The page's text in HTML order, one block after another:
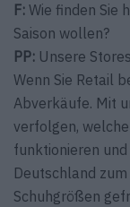
F: Wie finden Sie
Saison wollen?
PP: Unsere
Wenn Sie Retail
Abverkäufe. Mit
verfolgen,
funktionieren und
Deutschland
Schuhgrößen